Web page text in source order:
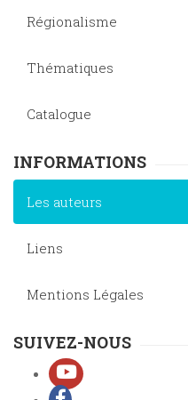
Régionalisme
Thématiques
Catalogue
INFORMATIONS
Les auteurs
Liens
Mentions Légales
SUIVEZ-NOUS